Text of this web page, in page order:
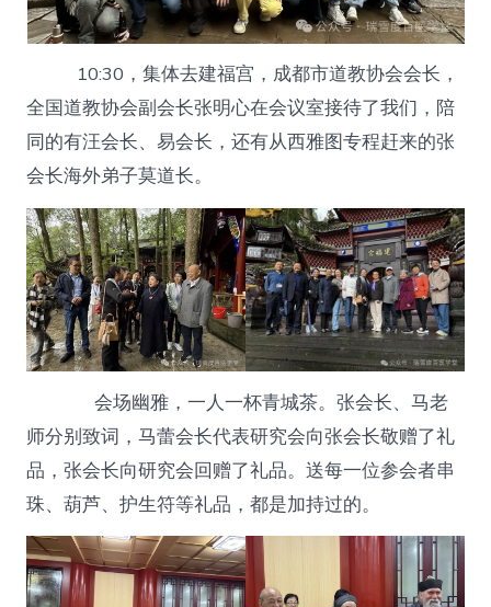
10:30，集体去建福宫，成都市道教协会会长，
全国道教协会副会长张明心在会议室接待了我们，陪
同的有汪会长、易会长，还有从西雅图专程赶来的张
会长海外弟子莫道长。
会场幽雅，一人一杯青城茶。张会长、马老
师分别致词，马蕾会长代表研究会向张会长敬赠了礼
品，张会长向研究会回赠了礼品。送每一位参会者串
珠、葫芦、护生符等礼品，都是加持过的。